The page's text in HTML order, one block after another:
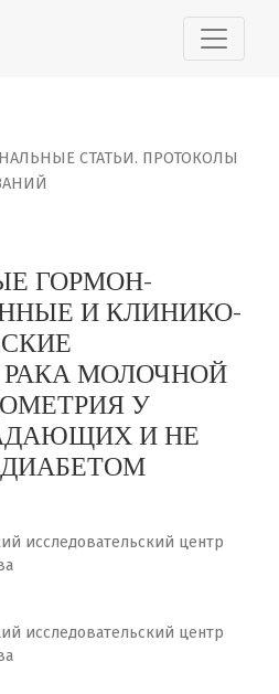
АССОЦИИРОВАННЫЕ И
СТАТЬИ. ПРОТОКОЛЫ
ГОРМОН-
И КЛИНИКО-
МОЛОЧНОЙ
У
И НЕ
исследовательский центр
исследовательский центр